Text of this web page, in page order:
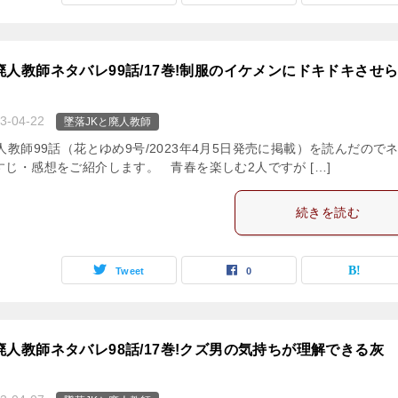
人教師ネタバレ99話/17巻!制服のイケメンにドキドキさせ
04-22 墜落JKと廃人教師
教師99話（花とゆめ9号/2023年4月5日発売に掲載）を読んだので
じ・感想をご紹介します。 青春を楽しむ2人ですが […]
続きを読む
Tweet 0
人教師ネタバレ98話/17巻!クズ男の気持ちが理解できる灰